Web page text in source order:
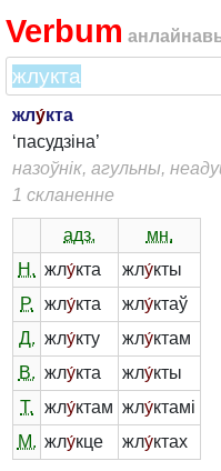
Verbum
жлу́кта
‘пасудзіна’
назоўнік, агульны,
1 скланенне
адз.
мн.
Н. жлу́кта жлу́кты
Р.
жлу́кта жлу́ктаў
Д. жлу́кту жлу́ктам
В. жлу́кта жлу́кты
Т.
жлу́ктам жлу́ктамі
М. жлу́кце жлу́ктах